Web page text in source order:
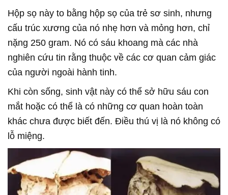
Hộp sọ này to bằng hộp sọ của trẻ sơ sinh, nhưng
cấu trúc xương của nó nhẹ hơn và mỏng hơn, chỉ
nặng 250 gram. Nó có sáu khoang mà các nhà
nghiên cứu tin rằng thuộc về các cơ quan cảm giác
của người ngoài hành tinh.
Khi còn sống, sinh vật này có thể sở hữu sáu con
mắt hoặc có thể là có những cơ quan hoàn toàn
khác chưa được biết đến. Điều thú vị là nó không có
lỗ miệng.